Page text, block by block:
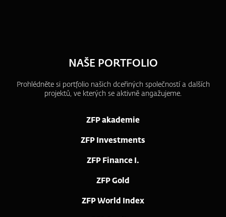
NAŠE PORTFOLIO
Prohlédněte si portfolio našich dceřiných společností a dalších
projektů, ve kterých se aktivně angažujeme.
ZFP akademie
ZFP Investments
ZFP Finance I.
ZFP Gold
ZFP World Index